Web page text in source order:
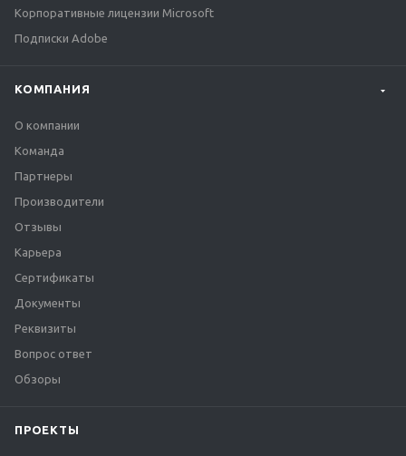
Корпоративные лицензии Microsoft
Подписки Adobe
КОМПАНИЯ
О компании
Команда
Партнеры
Производители
Отзывы
Карьера
Сертификаты
Документы
Реквизиты
Вопрос ответ
Обзоры
ПРОЕКТЫ